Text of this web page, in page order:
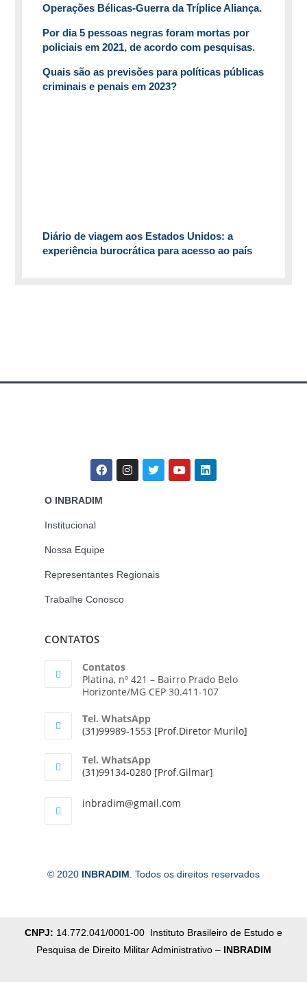
Operações Bélicas-Guerra da Tríplice Aliança.
Por dia 5 pessoas negras foram mortas por
policiais em 2021, de acordo com pesquisas.
Quais são as previsões para políticas públicas
criminais e penais em 2023?
Diário de viagem aos Estados Unidos: a
experiência burocrática para acesso ao país
O INBRADIM
Institucional
Nossa Equipe
Representantes Regionais
Trabalhe Conosco
CONTATOS
Contatos
Platina, nº 421 – Bairro Prado Belo
Horizonte/MG CEP 30.411-107
Tel. WhatsApp
(31)99989-1553 [Prof.Diretor Murilo]
Tel. WhatsApp
(31)99134-0280 [Prof.Gilmar]
inbradim@gmail.com
© 2020 INBRADIM . Todos os direitos reservados
CNPJ: 14.772.041/0001-00 Instituto Brasileiro de Estudo e
Pesquisa de Direito Militar Administrativo – INBRADIM